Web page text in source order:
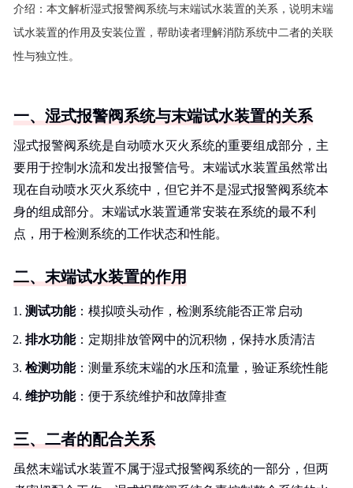
介绍： 本文解析湿式报警阀系统与末端试水装置的关系，说明末端
试水装置的作用及安装位置，帮助读者理解消防系统中二者的关联
性与独立性。
一、湿式报警阀系统与末端试水装置的关系
湿式报警阀系统是自动喷水灭火系统的重要组成部分，主
要用于控制水流和发出报警信号。末端试水装置虽然常出
现在自动喷水灭火系统中，但它并不是湿式报警阀系统本
身的组成部分。末端试水装置通常安装在系统的最不利
点，用于检测系统的工作状态和性能。
二、末端试水装置的作用
测试功能：模拟喷头动作，检测系统能否正常启动
排水功能：定期排放管网中的沉积物，保持水质清洁
检测功能：测量系统末端的水压和流量，验证系统性能
维护功能：便于系统维护和故障排查
三、二者的配合关系
虽然末端试水装置不属于湿式报警阀系统的一部分，但两